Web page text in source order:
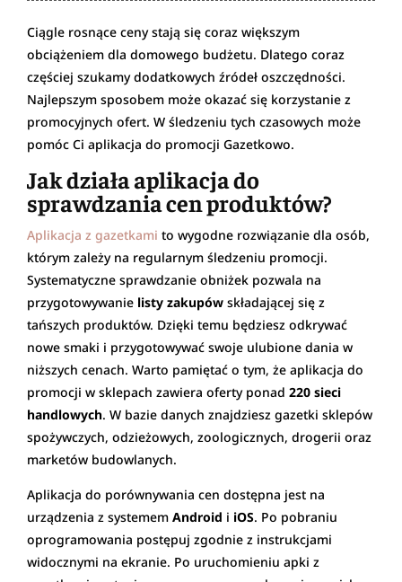
Ciągle rosnące ceny stają się coraz większym
obciążeniem dla domowego budżetu. Dlatego coraz
częściej szukamy dodatkowych źródeł oszczędności.
Najlepszym sposobem może okazać się korzystanie z
promocyjnych ofert. W śledzeniu tych czasowych może
pomóc Ci aplikacja do promocji Gazetkowo.
Jak działa aplikacja do
sprawdzania cen produktów?
Aplikacja z gazetkami to wygodne rozwiązanie dla osób,
którym zależy na regularnym śledzeniu promocji.
Systematyczne sprawdzanie obniżek pozwala na
przygotowywanie listy zakupów składającej się z
tańszych produktów. Dzięki temu będziesz odkrywać
nowe smaki i przygotowywać swoje ulubione dania w
niższych cenach. Warto pamiętać o tym, że aplikacja do
promocji w sklepach zawiera oferty ponad 220 sieci
handlowych. W bazie danych znajdziesz gazetki sklepów
spożywczych, odzieżowych, zoologicznych, drogerii oraz
marketów budowlanych.
Aplikacja do porównywania cen dostępna jest na
urządzenia z systemem Android i iOS. Po pobraniu
oprogramowania postępuj zgodnie z instrukcjami
widocznymi na ekranie. Po uruchomieniu apki z